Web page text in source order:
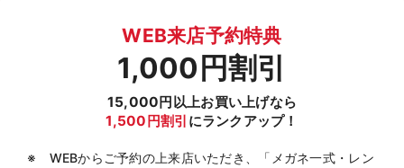
WEB来店予約特典
1,000円割引
15,000円以上お買い上げなら
1,500円割引 にランクアップ！
WEBからご予約の上来店いただき、「メガネ一式・レン